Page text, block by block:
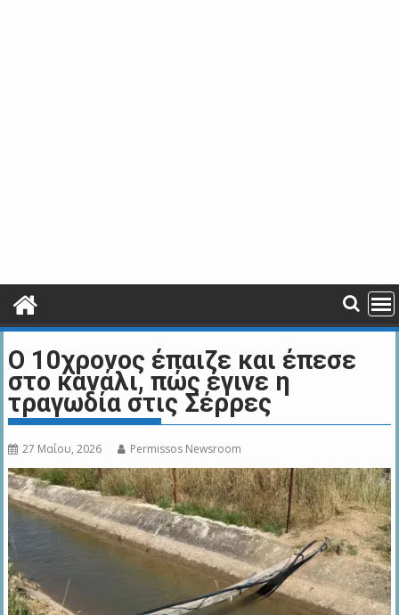
Ο 10χρονος έπαιζε και έπεσε
στο κανάλι, πώς έγινε η
τραγωδία στις Σέρρες
27 Μαΐου, 2026 Permissos Newsroom